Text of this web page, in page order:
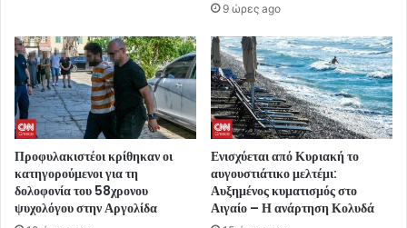
9 ώρες ago
Προφυλακιστέοι κρίθηκαν οι
κατηγορούμενοι για τη
δολοφονία του 58χρονου
ψυχολόγου στην Αργολίδα
Ενισχύεται από Κυριακή το
αυγουστιάτικο μελτέμι:
Αυξημένος κυματισμός στο
Αιγαίο – Η ανάρτηση Κολυδά